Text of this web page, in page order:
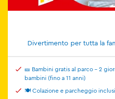
Divertimento per tutta la
🎫 Bambini gratis al parco - 2
bambini (fino a 11 anni)
🍽️ Colazione e parcheggio inclusi